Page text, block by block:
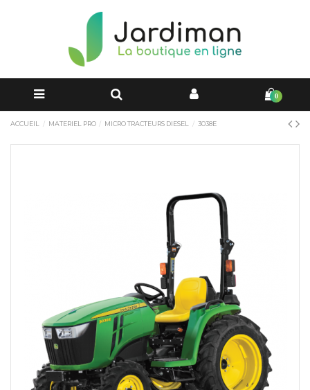
0
ACCUEIL MATERIEL PRO MICRO TRACTEURS DIESEL 3038E